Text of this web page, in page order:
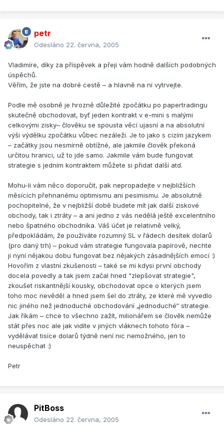
petr
Odesláno 22. června, 2005
Vladimíre, díky za příspěvek a přeji vám hodně dalších podobných
úspěchů.
Věřím, že jste na dobré cestě – a hlavně na ní vytrvejte.
Podle mě osobně je hrozně důležité zpočátku po papertradingu
skutečně obchodovat, byť jeden kontrakt v e-mini s malými
celkovými zisky– člověku se spousta věcí ujasní a na absolutní
výši výdělku zpočátku vůbec nezáleží. Je to jako s cizím jazykem
– začátky jsou nesmírně obtížné, ale jakmile člověk překoná
určitou hranici, už to jde samo. Jakmile vám bude fungovat
strategie s jedním kontraktem můžete si přidat další atd.
Mohu-li vám něco doporučit, pak nepropadejte v nejbližších
měsících přehnanému optimismu ani pesimismu. Je absolutně
pochopitelné, že v nejbližší době budete mít jak další ziskové
obchody, tak i ztráty – a ani jedno z vás nedělá ještě excelentního
nebo špatného obchodníka. Váš účet je relativně velký,
předpokládám, že používáte rozumný SL v řádech desítek dolarů
(pro daný trh) – pokud vám strategie fungovala papírově, nechte
ji nyní nějakou dobu fungovat bez nějakých zásadnějších emocí :)
Hovořím z vlastní zkušenosti – také se mi kdysi první obchody
docela povedly a tak jsem začal hned "zlepšovat strategie",
zkoušet riskantnější kousky, obchodovat opce o kterých jsem
toho moc nevěděl a hned jsem šel do ztráty, ze které mě vyvedlo
nic jiného než jednoduché obchodování „jednoduché“ strategie.
Jak říkám – chce to všechno zažít, milionářem se člověk nemůže
stát přes noc ale jak vidíte v jiných vláknech tohoto fóra –
vydělávat tisíce dolarů týdně není nic nemožného, jen to
neuspěchat :)
Petr
PitBoss
Odesláno 22. června, 2005